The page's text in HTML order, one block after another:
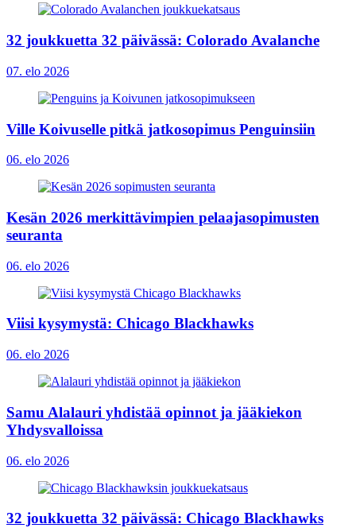
32 joukkuetta 32 päivässä: Colorado Avalanche
07. elo 2026
Ville Koivuselle pitkä jatkosopimus Penguinsiin
06. elo 2026
Kesän 2026 merkittävimpien pelaajasopimusten
seuranta
06. elo 2026
Viisi kysymystä: Chicago Blackhawks
06. elo 2026
Samu Alalauri yhdistää opinnot ja jääkiekon
Yhdysvalloissa
06. elo 2026
32 joukkuetta 32 päivässä: Chicago Blackhawks